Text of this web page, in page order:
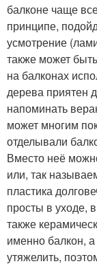
балконе чаще
принципе,
усмотрение
также может
на балконах
дерева приятен
напоминать
может многим
отделывали
Вместо неё
или, так
пластика
просты в уходе,
также
именно балкон,
утяжелить,